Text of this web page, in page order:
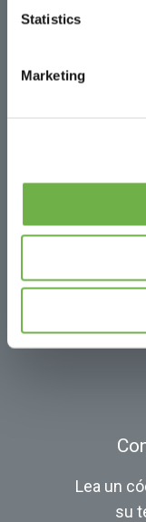
Statistics
Marketing
Lea un
su